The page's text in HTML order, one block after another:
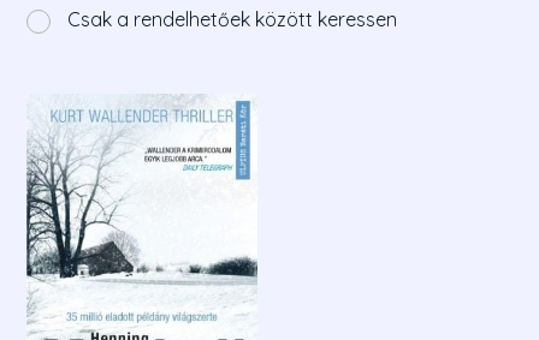
Csak a rendelhetőek között keressen